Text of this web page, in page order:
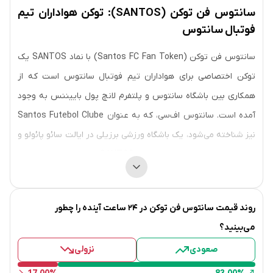
سانتوس فن توکن (SANTOS): توکن هواداران تیم
فوتبال سانتوس
سانتوس فن توکن (Santos FC Fan Token) با نماد SANTOS یک
توکن اختصاصی برای هواداران تیم فوتبال سانتوس است که از
همکاری بین باشگاه سانتوس و پلتفرم لانچ پول باییننس به وجود
آمده است. سانتوس اف‌سی، که به عنوان Santos Futebol Clube
نیز شناخته می‌شود، یک باشگاه ورزشی برزیلی در ایالت سائو پائولو و
پاندمی کرونا تاثیر زیادی روی باشگاه‌های فوتبال داشت و به همین
دلیل، مفهوم فن توکن به وجود آمد. هواداران از این ایده خوشحال
شدند و سرمایه‌گذاران نیز به این شور و شوق پیوستند. همکاری
بین Binance و سانتوس اف‌سی در نوامبر ۲۰۲۱ با انتشار یک بیانیه
روند قیمت سانتوس فن توکن
در ۲۴ ساعت آینده را چطور
می‌بینید؟
صعودی
نزولی